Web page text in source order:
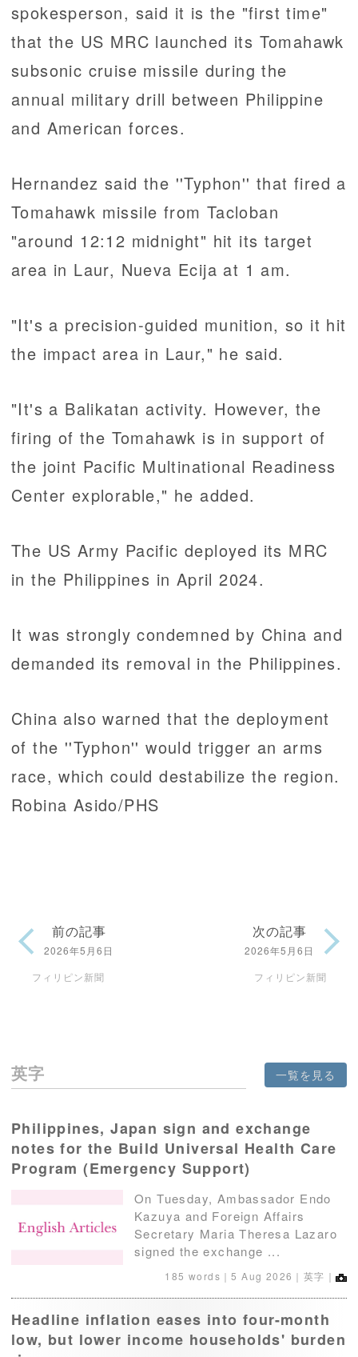
spokesperson, said it is the "first time"
that the US MRC launched its Tomahawk
subsonic cruise missile during the
annual military drill between Philippine
and American forces.
Hernandez said the ''Typhon'' that fired a
Tomahawk missile from Tacloban
"around 12:12 midnight" hit its target
area in Laur, Nueva Ecija at 1 am.
"It's a precision-guided munition, so it hit
the impact area in Laur," he said.
"It's a Balikatan activity. However, the
firing of the Tomahawk is in support of
the joint Pacific Multinational Readiness
Center explorable," he added.
The US Army Pacific deployed its MRC
in the Philippines in April 2024.
It was strongly condemned by China and
demanded its removal in the Philippines.
China also warned that the deployment
of the ''Typhon'' would trigger an arms
race, which could destabilize the region.
Robina Asido/PHS
前の記事
2026年5月6日
フィリピン新聞
次の記事
2026年5月6日
フィリピン新聞
英字 一覧を見る
Philippines, Japan sign and exchange
notes for the Build Universal Health Care
Program (Emergency Support)
On Tuesday, Ambassador Endo
Kazuya and Foreign Affairs
Secretary Maria Theresa Lazaro
signed the exchange ...
185 words｜5 Aug 2026 ｜英字｜
Headline inflation eases into four-month
low, but lower income households' burden